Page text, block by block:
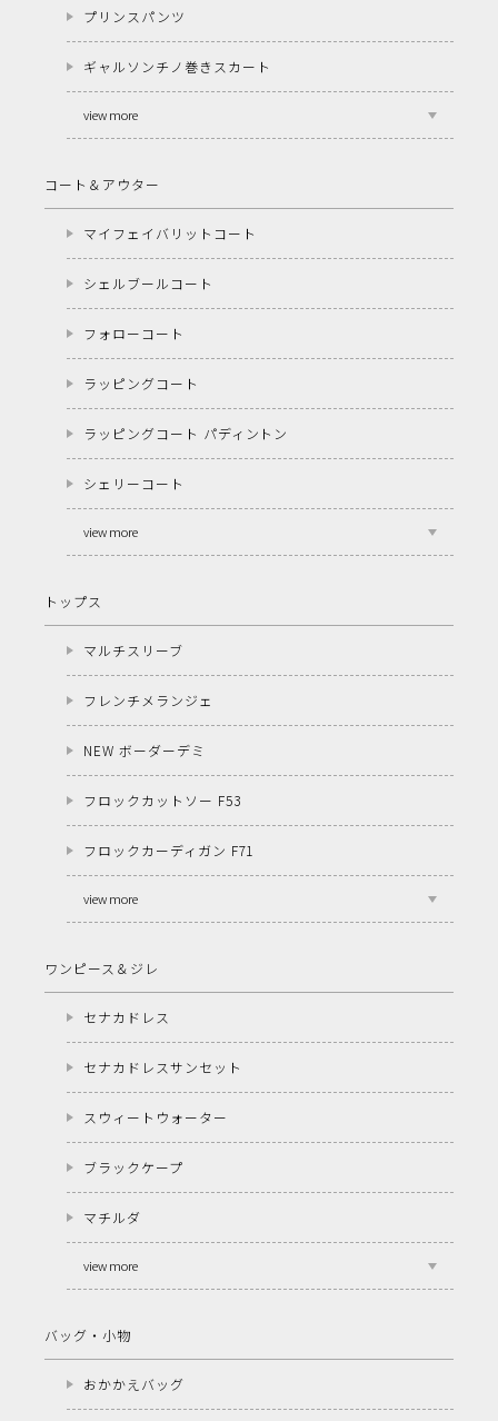
プリンスパンツ
ギャルソンチノ巻きスカート
view more
コート＆アウター
マイフェイバリットコート
シェルブールコート
フォローコート
ラッピングコート
ラッピングコート パディントン
シェリーコート
view more
トップス
マルチスリーブ
フレンチメランジェ
NEW ボーダーデミ
フロックカットソー F53
フロックカーディガン F71
view more
ワンピース＆ジレ
セナカドレス
セナカドレスサンセット
スウィートウォーター
ブラックケープ
マチルダ
view more
バッグ・小物
おかかえバッグ